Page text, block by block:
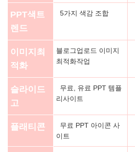
PPT색트
렌드
5가지 색감 조합
이미지최
적화
블로그업로드 이미지
최적화작업
슬라이드
고
무료, 유료 PPT 템플
리사이트
플래티콘
무료 PPT 아이콘 사
이트